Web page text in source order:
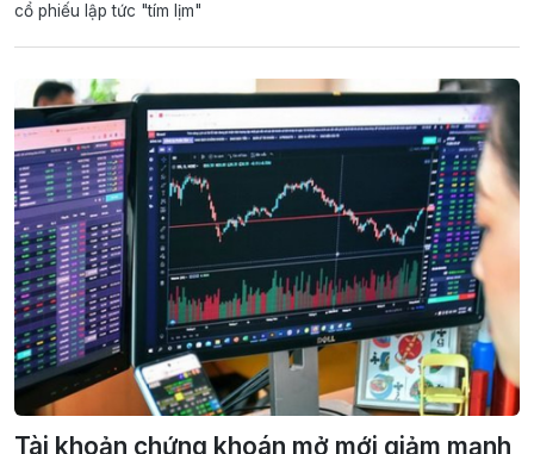
cổ phiếu lập tức "tím lịm"
Tài khoản chứng khoán mở mới giảm mạnh